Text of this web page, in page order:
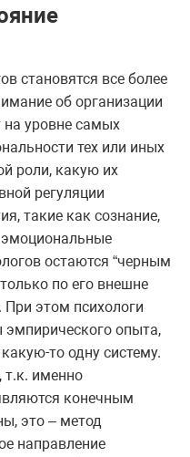
становятся все более
об организации
на уровне самых
тех или иных
роли, какую их
регуляции
такие как сознание,
эмоциональные
остаются “черным
по его внешне
этом психологи
опыта,
то одну систему.
т.к. именно
конечным
это – метод
направление